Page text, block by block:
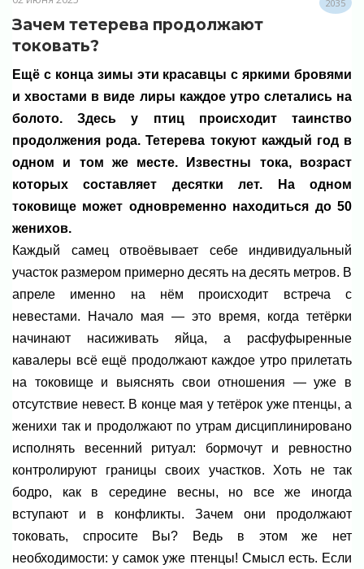
2035
Зачем тетерева продолжают
токовать?
Ещё с конца зимы эти красавцы с яркими бровями
и хвостами в виде лиры каждое утро слетались на
болото. Здесь у птиц происходит таинство
продолжения рода. Тетерева токуют каждый год в
одном и том же месте. Известны тока, возраст
которых составляет десятки лет. На одном
токовище может одновременно находиться до 50
женихов.
Каждый самец отвоёвывает себе индивидуальный
участок размером примерно десять на десять метров. В
апреле именно на нём происходит встреча с
невестами. Начало мая — это время, когда тетёрки
начинают насиживать яйца, а расфуфыренные
кавалеры всё ещё продолжают каждое утро прилетать
на токовище и выяснять свои отношения — уже в
отсутствие невест. В конце мая у тетёрок уже птенцы, а
женихи так и продолжают по утрам дисциплинировано
исполнять весенний ритуал: бормочут и ревностно
контролируют границы своих участков. Хоть не так
бодро, как в середине весны, но все же иногда
вступают и в конфликты. Зачем они продолжают
токовать, спросите Вы? Ведь в этом же нет
необходимости: у самок уже птенцы! Смысл есть. Если